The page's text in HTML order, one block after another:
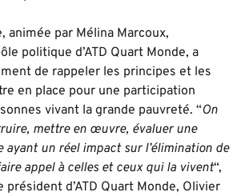
animée par Mélina Marcoux,
politique d’ATD Quart Monde, a
de rappeler les principes et les
en place pour une participation
vivant la grande pauvreté. “On
mettre en œuvre, évaluer une
un réel impact sur l’élimination de
appel à celles et ceux qui la vivent“,
président d’ATD Quart Monde, Olivier